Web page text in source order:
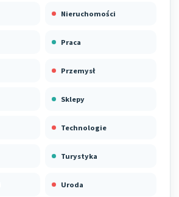
Nieruchomości
Praca
Przemysł
Sklepy
Technologie
Turystyka
Uroda